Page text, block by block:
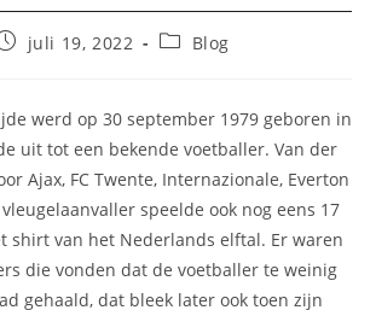
juli 19, 2022 Berichtcategorie:
Blog
werd op 30 september 1979 geboren in
uit tot een bekende voetballer. Van der
Ajax, FC Twente, Internazionale, Everton
speelde ook nog eens 17
shirt van het Nederlands elftal. Er waren
die vonden dat de voetballer te weinig
gehaald, dat bleek later ook toen zijn